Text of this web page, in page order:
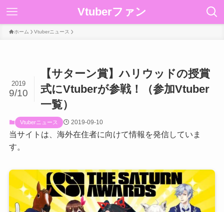
Vtuberファン
ホーム Vtuberニュース
【サターン賞】ハリウッドの授賞
式にVtuberが参戦！（参加Vtuber
一覧）
2019
9/10
Vtuberニュース 2019-09-10
当サイトは、海外在住者に向けて情報を発信していま
す。